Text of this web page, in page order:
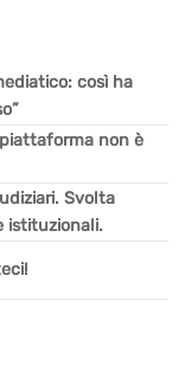
così ha
non è
Svolta
istituzionali.